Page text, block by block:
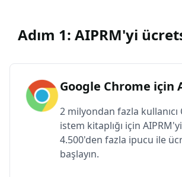
Adım 1: AIPRM'yi
Google Chrome için
2 milyondan fazla kullanıcı
istem kitaplığı için
4.500'den fazla ipucu ile
başlayın.